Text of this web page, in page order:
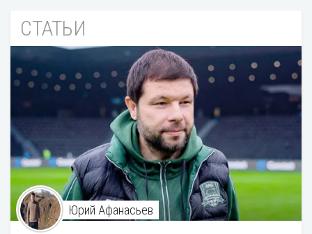
СТАТЬИ
Юрий Афанасьев